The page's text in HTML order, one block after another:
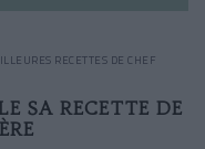
RECETTES DE CHEF
SA RECETTE DE